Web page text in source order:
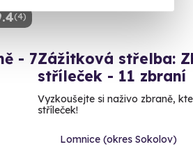
(4)
- 7Zážitková střelba:
stříleček - 11 zbraní
Vyzkoušejte si naživo zbraně,
stříleček!
Lomnice (okres Sokolov)